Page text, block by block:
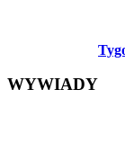
WYWIADY